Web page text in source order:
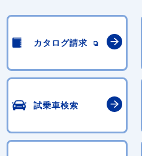
カタログ請求
試乗車検索